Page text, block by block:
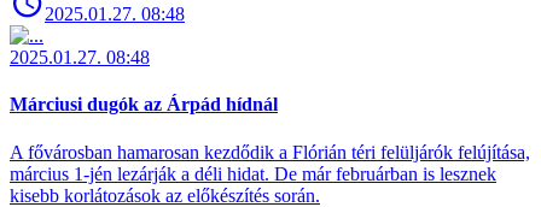
2025.01.27. 08:48
2025.01.27. 08:48
Márciusi dugók az Árpád hídnál
A fővárosban hamarosan kezdődik a Flórián téri felüljárók felújítása,
március 1-jén lezárják a déli hidat. De már februárban is lesznek
kisebb korlátozások az előkészítés során.